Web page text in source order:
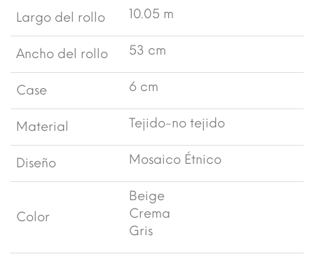
Largo del rollo 10.05 m
Ancho del rollo 53 cm
Case 6 cm
Material Tejido-no tejido
Diseño Mosaico Étnico
Color
Beige
Crema
Gris